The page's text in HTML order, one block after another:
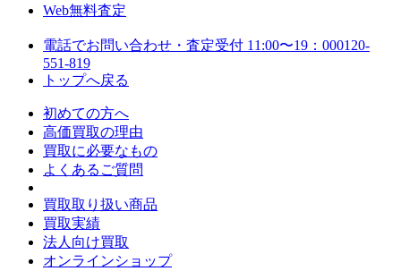
Web無料査定
電話でお問い合わせ・査定受付 11:00〜19：000120-
551-819
トップへ戻る
初めての方へ
高価買取の理由
買取に必要なもの
よくあるご質問
買取取り扱い商品
買取実績
法人向け買取
オンラインショップ